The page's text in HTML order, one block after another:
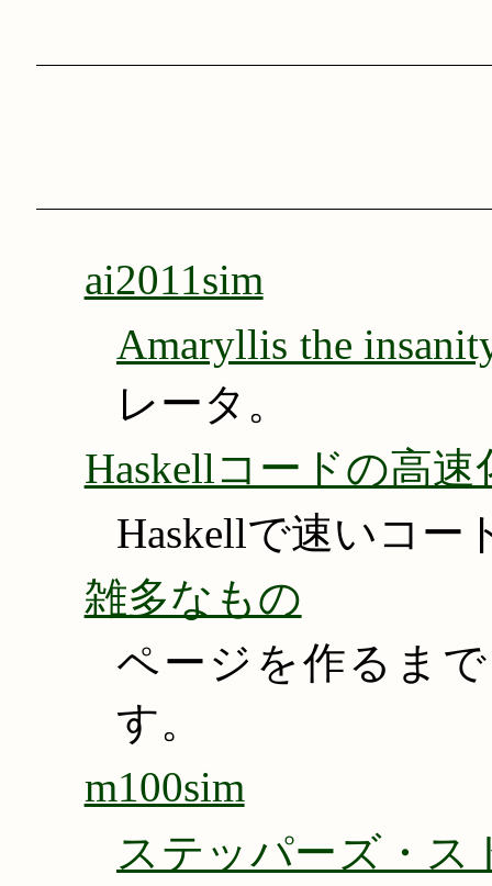
ai2011sim
Amaryllis the
レータ。
Haskellコードの高速
Haskellで速いコー
雑多なもの
ページを作るま
す。
m100sim
ステッパーズ・ス